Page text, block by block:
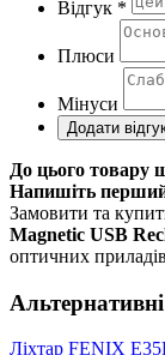
Відгук *
Плюси
Мінуси
До цього товару
Напишіть
Замовити та
Magnetic USB
оптичних
Ліхтар FENIX